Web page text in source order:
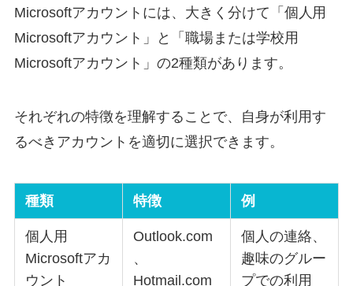
Microsoftアカウントには、大きく分けて「個人用
Microsoftアカウント」と「職場または学校用
Microsoftアカウント」の2種類があります。
それぞれの特徴を理解することで、自身が利用す
るべきアカウントを適切に選択できます。
種類 特徴 例
個人用
Microsoftアカ
ウント
Outlook.com
、
Hotmail.com
個人の連絡、
趣味のグルー
プでの利用